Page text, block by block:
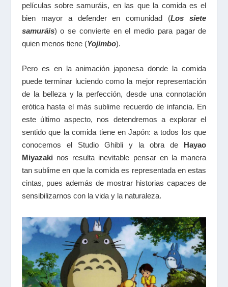
películas sobre samuráis, en las que la comida es el
bien mayor a defender en comunidad (Los siete
samuráis) o se convierte en el medio para pagar de
quien menos tiene (Yojimbo).
Pero es en la animación japonesa donde la comida
puede terminar luciendo como la mejor representación
de la belleza y la perfección, desde una connotación
erótica hasta el más sublime recuerdo de infancia. En
este último aspecto, nos detendremos a explorar el
sentido que la comida tiene en Japón: a todos los que
conocemos el Studio Ghibli y la obra de Hayao
Miyazaki nos resulta inevitable pensar en la manera
tan sublime en que la comida es representada en estas
cintas, pues además de mostrar historias capaces de
sensibilizarnos con la vida y la naturaleza.